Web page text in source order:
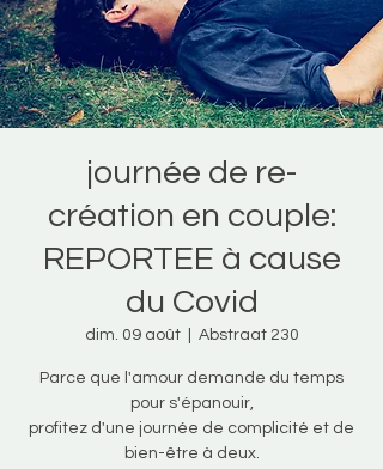
journée de re-
création en couple:
REPORTEE à cause
du Covid
dim. 09 août
  |
Abstraat 230
Parce que l'amour demande du temps
pour s'épanouir,
profitez d'une journée de complicité et de
bien-être à deux.